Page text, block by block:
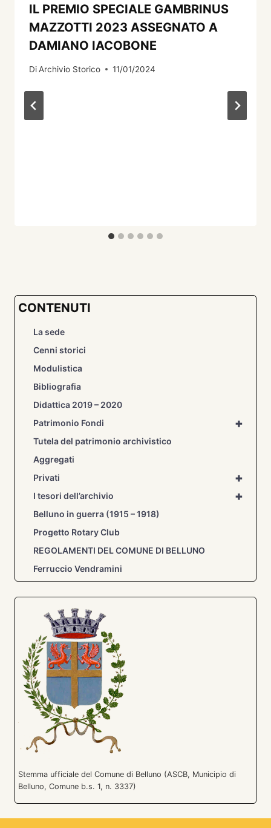
IL PREMIO SPECIALE GAMBRINUS
MAZZOTTI 2023 ASSEGNATO A
DAMIANO IACOBONE
DiArchivio Storico 11/01/2024
CONTENUTI
La sede
Cenni storici
Modulistica
Bibliografia
Didattica 2019 – 2020
+
Patrimonio Fondi
Tutela del patrimonio archivistico
Aggregati
+
Privati
+
I tesori dell’archivio
Belluno in guerra (1915 – 1918)
Progetto Rotary Club
REGOLAMENTI DEL COMUNE DI BELLUNO
Ferruccio Vendramini
Stemma ufficiale del Comune di Belluno (ASCB, Municipio di
Belluno, Comune b.s. 1, n. 3337)